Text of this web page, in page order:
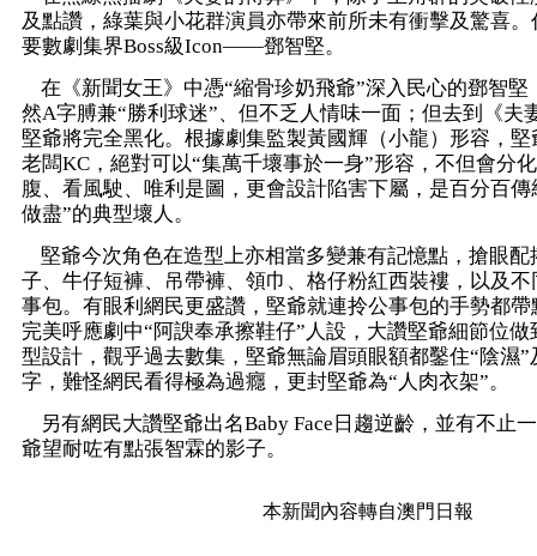
及點讚，綠葉與小花群演員亦帶來前所未有衝擊及驚喜
要數劇集界Boss級Icon——鄧智堅。
在《新聞女王》中憑“縮骨珍奶飛爺”深入民心的鄧智堅
然A字膊兼“勝利球迷”、但不乏人情味一面；但去到《夫
堅爺將完全黑化。根據劇集監製黃國輝（小龍）形容，
老闆KC，絕對可以“集萬千壞事於一身”形容，不但會分
腹、看風駛、唯利是圖，更會設計陷害下屬，是百分百傳
做盡”的典型壞人。
堅爺今次角色在造型上亦相當多變兼有記憶點，搶眼配
子、牛仔短褲、吊帶褲、領巾、格仔粉紅西裝褸，以及
事包。有眼利網民更盛讚，堅爺就連拎公事包的手勢都帶
完美呼應劇中“阿諛奉承擦鞋仔”人設，大讚堅爺細節位
型設計，觀乎過去數集，堅爺無論眉頭眼額都鑿住“陰濕”
字，難怪網民看得極為過癮，更封堅爺為“人肉衣架”。
另有網民大讚堅爺出名Baby Face日趨逆齡，並有不止
爺望耐咗有點張智霖的影子。
本新聞內容轉自澳門日報